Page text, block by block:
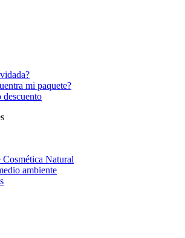
mi paquete?
descuento
Natural
ambiente